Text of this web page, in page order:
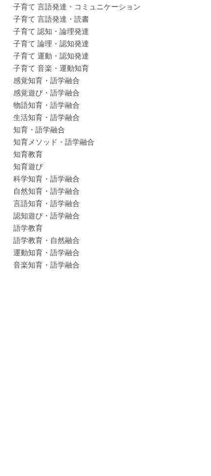
子育て 言語発達・コミュニケーション
子育て 言語発達・読書
子育て 認知・論理発達
子育て 論理・認知発達
子育て 運動・認知発達
子育て 音楽・運動知育
感覚知育・語学融合
感覚遊び・語学融合
物語知育・語学融合
生活知育・語学融合
知育・語学融合
知育メソッド・語学融合
知育教育
知育遊び
科学知育・語学融合
自然知育・語学融合
言語知育・語学融合
認知遊び・語学融合
語学教育
語学教育・自然融合
運動知育・語学融合
音楽知育・語学融合